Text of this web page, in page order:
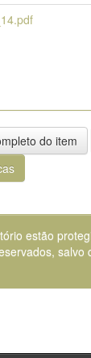
do item
estão
salvo